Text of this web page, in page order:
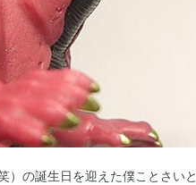
）の誕生日を迎えた僕ことさい